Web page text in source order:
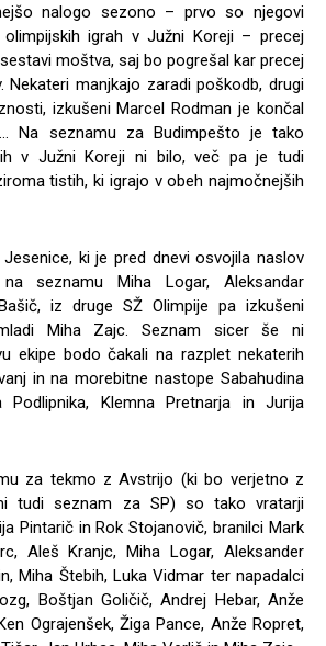
nalogo sezono – prvo so njegovi
igrah v Južni Koreji – precej
moštva, saj bo pogrešal kar precej
Nekateri manjkajo zaradi poškodb, drugi
izkušeni Marcel Rodman je končal
Na seznamu za Budimpešto je tako
v Južni Koreji ni bilo, več pa je tudi
tistih, ki igrajo v obeh najmočnejših
Jesenice, ki je pred dnevi osvojila naslov
seznamu Miha Logar, Aleksandar
iz druge SŽ Olimpije pa izkušeni
Miha Zajc. Seznam sicer še ni
ekipe bodo čakali na razplet nekaterih
in na morebitne nastope Sabahudina
Podlipnika, Klemna Pretnarja in Jurija
za tekmo z Avstrijo (ki bo verjetno z
tudi seznam za SP) so tako vratarji
Pintarič in Rok Stojanovič, branilci Mark
Aleš Kranjc, Miha Logar, Aleksander
Miha Štebih, Luka Vidmar ter napadalci
Boštjan Goličič, Andrej Hebar, Anže
Ograjenšek, Žiga Pance, Anže Ropret,